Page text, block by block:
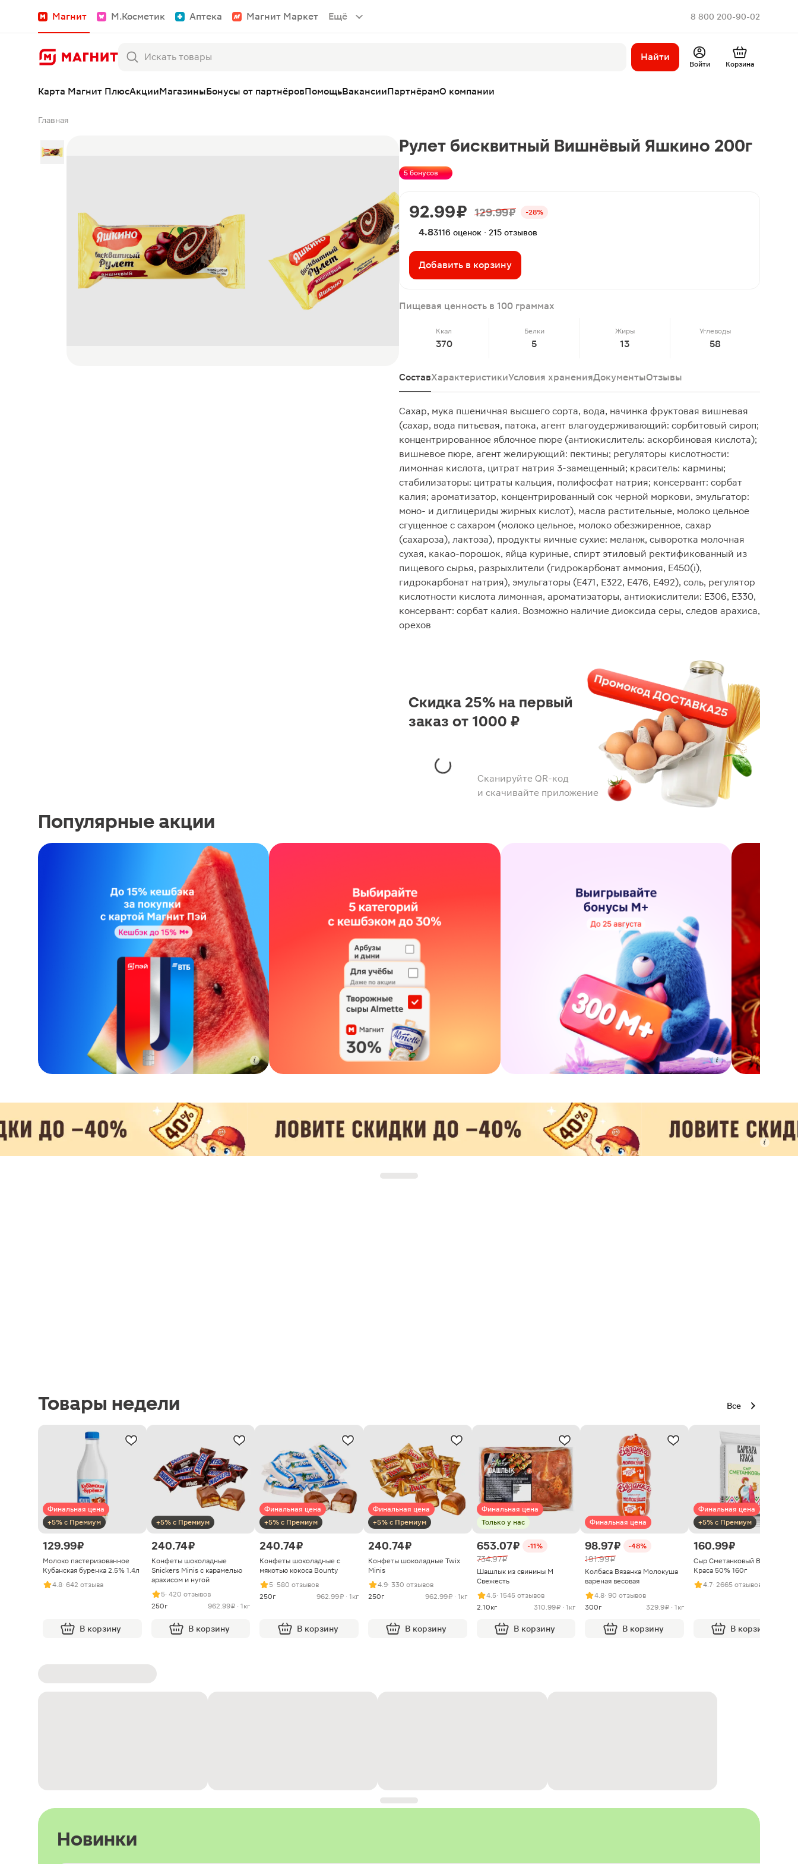
Магнит М.Косметик Аптека Магнит Маркет Ещё 8 800 200-90-02
Найти
Войти Корзина
Карта Магнит ПлюсАкцииМагазиныБонусы от партнёровПомощьВакансииПартнёрамО компании
Главная
5 бонусов
Рулет бисквитный Вишнёвый Яшкино 200г
92.99 ₽ 129.99 ₽ -28%
4.83116 оценок · 215 отзывов
Добавить в корзину
Пищевая ценность в 100 граммах
Ккал
370
Белки
5
Жиры
13
Углеводы
58
СоставХарактеристикиУсловия храненияДокументыОтзывы
Сахар, мука пшеничная высшего сорта, вода, начинка фруктовая вишневая
(сахар, вода питьевая, патока, агент влагоудерживающий: сорбитовый сироп;
концентрированное яблочное пюре (антиокислитель: аскорбиновая кислота);
вишневое пюре, агент желирующий: пектины; регуляторы кислотности:
лимонная кислота, цитрат натрия 3-замещенный; краситель: кармины;
стабилизаторы: цитраты кальция, полифосфат натрия; консервант: сорбат
калия; ароматизатор, концентрированный сок черной моркови, эмульгатор:
моно- и диглицериды жирных кислот), масла растительные, молоко цельное
сгущенное с сахаром (молоко цельное, молоко обезжиренное, сахар
(сахароза), лактоза), продукты яичные сухие: меланж, сыворотка молочная
сухая, какао-порошок, яйца куриные, спирт этиловый ректификованный из
пищевого сырья, разрыхлители (гидрокарбонат аммония, Е450(i),
гидрокарбонат натрия), эмульгаторы (Е471, Е322, Е476, Е492), соль, регулятор
кислотности кислота лимонная, ароматизаторы, антиокислители: Е306, Е330,
консервант: сорбат калия. Возможно наличие диоксида серы, следов арахиса,
орехов
Сканируйте QR-код
и скачивайте приложение
Скидка 25% на первый
заказ от 1000 ₽
Популярные акции
Товары недели Все
Финальная цена
+5% с Премиум
129.99 ₽
Молоко пастеризованное
Кубанская буренка 2.5% 1.4л
4.8· 642 отзыва
В корзину
+5% с Премиум
240.74 ₽
Конфеты шоколадные
Snickers Minis с карамелью
арахисом и нугой
5· 420 отзывов
250г
962.99 ₽ · 1кг
В корзину
Финальная цена
+5% с Премиум
240.74 ₽
Конфеты шоколадные с
мякотью кокоса Bounty
5· 580 отзывов
250г
962.99 ₽ · 1кг
В корзину
Финальная цена
+5% с Премиум
240.74 ₽
Конфеты шоколадные Twix
Minis
4.9· 330 отзывов
250г
962.99 ₽ · 1кг
В корзину
Финальная цена
Только у нас
653.07 ₽ -11%
734.97 ₽
Шашлык из свинины М
Свежесть
4.5· 1545 отзывов
2.10кг
310.99 ₽ · 1кг
В корзину
Финальная цена
98.97 ₽ -48%
191.99 ₽
Колбаса Вязанка Молокуша
вареная весовая
4.8· 90 отзывов
300г
329.9 ₽ · 1кг
В корзину
Финальная цена
+5% с Премиум
160.99 ₽
Сыр Сметанковый Варвара
Краса 50% 160г
4.7· 2665 отзывов
В корзину
Новинки